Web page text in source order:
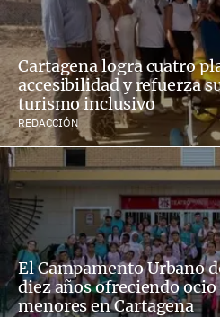
Cartagena logra cuatro
accesibilidad y refuerza
turismo inclusivo
REDACCIÓN
El Campamento Urbano
diez años ofreciendo ocio
menores en Cartagena